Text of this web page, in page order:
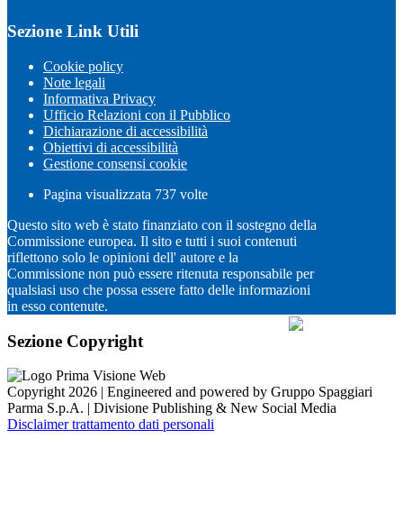
Sezione Link Utili
Cookie policy
Note legali
Informativa Privacy
Ufficio Relazioni con il Pubblico
Dichiarazione di accessibilità
Obiettivi di accessibilità
Gestione consensi cookie
Pagina visualizzata 737 volte
Questo sito web è stato finanziato con il sostegno della
Commissione europea. Il sito e tutti i suoi contenuti
riflettono solo le opinioni dell' autore e la
Commissione non può essere ritenuta responsabile per
qualsiasi uso che possa essere fatto delle informazioni
in esso contenute.
Sezione Copyright
Copyright 2026 | Engineered and powered by Gruppo Spaggiari
Parma S.p.A. | Divisione Publishing & New Social Media
Disclaimer trattamento dati personali